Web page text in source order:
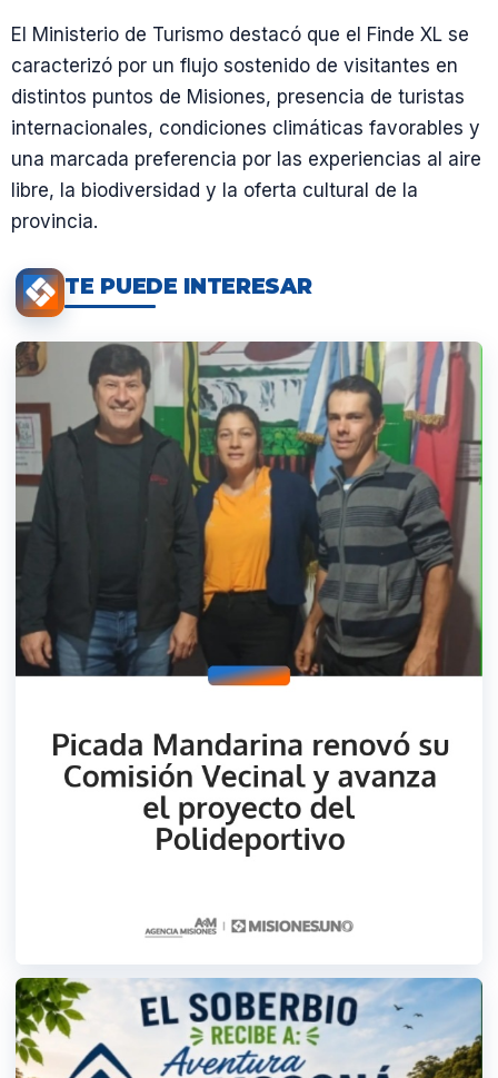
El Ministerio de Turismo destacó que el Finde XL se
caracterizó por un flujo sostenido de visitantes en
distintos puntos de Misiones, presencia de turistas
internacionales, condiciones climáticas favorables y
una marcada preferencia por las experiencias al aire
libre, la biodiversidad y la oferta cultural de la
provincia.
TE PUEDE INTERESAR